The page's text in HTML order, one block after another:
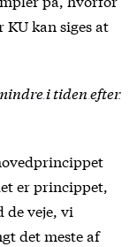
KU kan siges at
i tiden efter
er princippet,
de veje, vi
det meste af